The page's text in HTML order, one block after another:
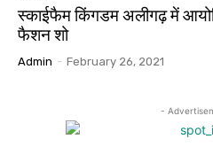
स्काईफैम किंगडम अलीगढ़ में
फैशन शो
Admin - February 26, 2021
-